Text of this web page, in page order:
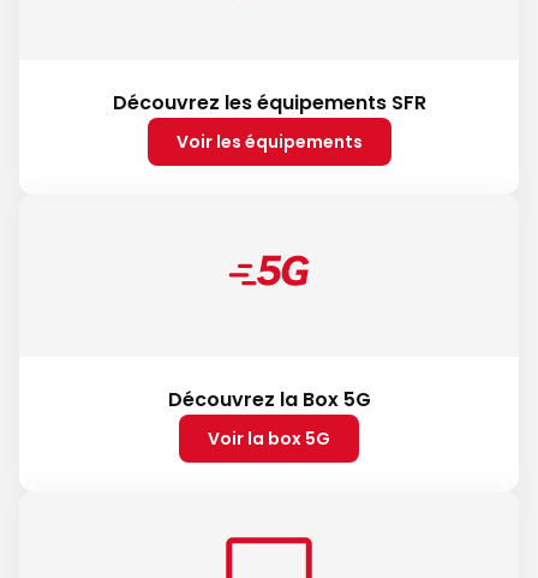
Découvrez les équipements SFR
Voir les équipements
Découvrez la Box 5G
Voir la box 5G